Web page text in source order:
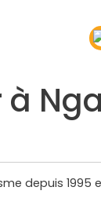
à
depuis 1995